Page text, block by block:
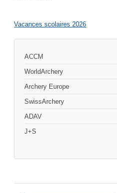
Vacances scolaires 2026
ACCM
WorldArchery
Archery Europe
SwissArchery
ADAV
J+S